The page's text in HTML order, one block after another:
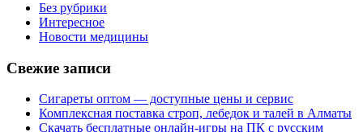
Без рубрики
Интересное
Новости медицины
Свежие записи
Сигареты оптом — доступные цены и сервис
Комплексная поставка строп, лебедок и талей в Алматы
Скачать бесплатные онлайн-игры на ПК с русским